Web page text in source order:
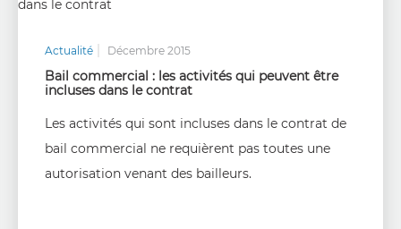
Actualité Décembre 2015
Bail commercial : les activités qui peuvent être
incluses dans le contrat
Les activités qui sont incluses dans le contrat de
bail commercial ne requièrent pas toutes une
autorisation venant des bailleurs.